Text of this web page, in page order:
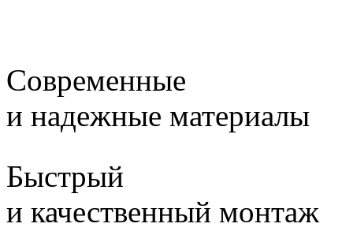
Современные
и надежные материалы
Быстрый
и качественный монтаж